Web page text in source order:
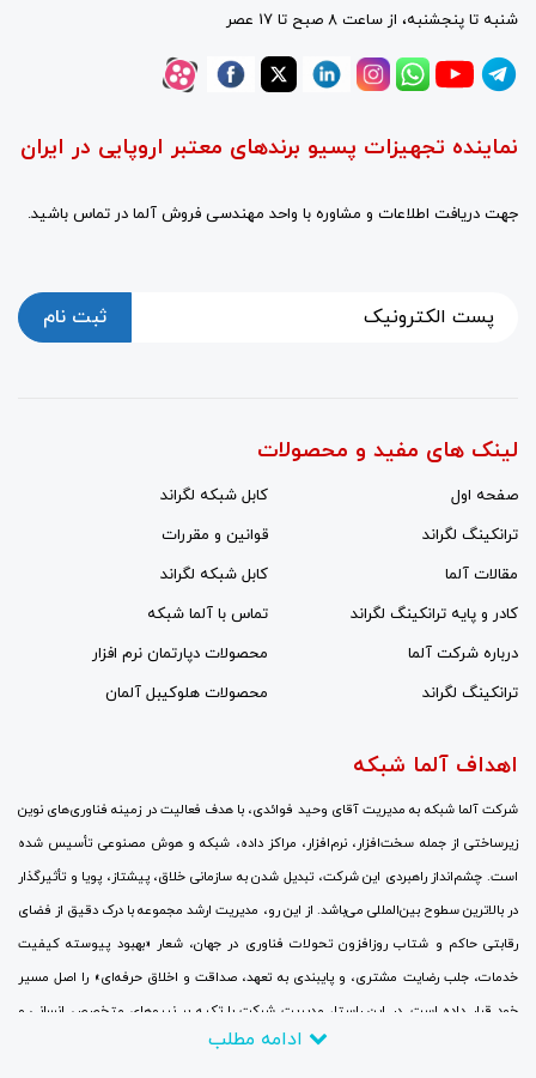
شنبه تا پنجشنبه، از ساعت 8 صبح تا 17 عصر
نماینده تجهیزات پسیو برندهای معتبر اروپایی در ایران
جهت دریافت اطلاعات و مشاوره با واحد مهندسی فروش آلما در تماس باشید.
ثبت نام
لینک های مفید و محصولات
صفحه اول
کابل شبکه لگراند
ترانکینگ لگراند
قوانین و مقررات
مقالات آلما
کابل شبکه لگراند
کادر و پایه ترانکینگ لگراند
تماس با آلما شبکه
درباره شرکت آلما
محصولات دپارتمان نرم افزار
ترانکینگ لگراند
محصولات هلوکیبل آلمان
اهداف آلما شبکه
شرکت آلما شبکه به مدیریت آقای وحید فوائدی، با هدف فعالیت در زمینه فناوری‌های نوین
زیرساختی از جمله سخت‌افزار، نرم‌افزار، مراکز داده، شبکه و هوش مصنوعی تأسیس شده
است. چشم‌انداز راهبردی این شرکت، تبدیل شدن به سازمانی خلاق، پیشتاز، پویا و تأثیرگذار
در بالاترین سطوح بین‌المللی می‌باشد. از این رو، مدیریت ارشد مجموعه با درک دقیق از فضای
رقابتی حاکم و شتاب روزافزون تحولات فناوری در جهان، شعار «بهبود پیوسته کیفیت
خدمات، جلب رضایت مشتری، و پایبندی به تعهد، صداقت و اخلاق حرفه‌ای» را اصل مسیر
خود قرار داده است. در این راستا، مدیریت شرکت با تکیه بر نیروهای متخصص انسانی و
سرمایه‌گذاری مالی گسترده، جایگزینی نگرش‌های نوین به جای رویکردهای سنتی، برقراری